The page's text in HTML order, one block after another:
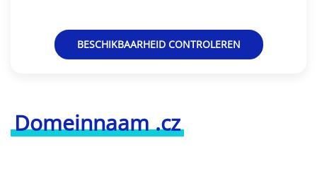
Domeinnaam .cz
BESCHIKBAARHEID CONTROLEREN